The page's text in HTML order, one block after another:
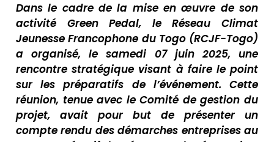
Dans le cadre de la mise en œuvre de son
activité Green Pedal, le Réseau Climat
Jeunesse Francophone du Togo (RCJF-Togo)
a organisé, le samedi 07 juin 2025, une
rencontre stratégique visant à faire le point
sur les préparatifs de l’événement. Cette
réunion, tenue avec le Comité de gestion du
projet, avait pour but de présenter un
compte rendu des démarches entreprises au